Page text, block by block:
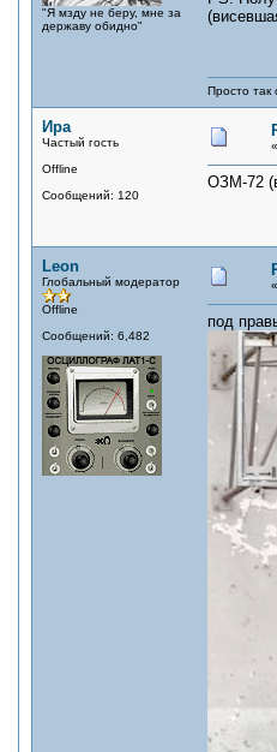
"Я мзду не беру, мне за
державу обидно"
Просто так
Ира
Частый гость
Offline
Сообщений: 120
«
ОЗМ-72
Leon
Глобальный модератор
Offline
Сообщений: 6,482
«
под